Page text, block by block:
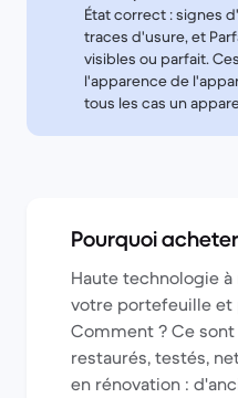
État correct : signes
traces d'usure, et
visibles ou parfait.
l'apparence de
tous les cas un
Pourquoi
Haute technologie
votre portefeuille et
Comment ? Ce
restaurés, testés,
en rénovation :